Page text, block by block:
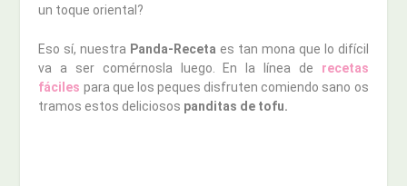
un toque oriental?
Eso sí, nuestra Panda-Receta es tan mona que lo difícil
va a ser comérnosla luego. En la línea de recetas
fáciles para que los peques disfruten comiendo sano os
tramos estos deliciosos panditas de tofu.